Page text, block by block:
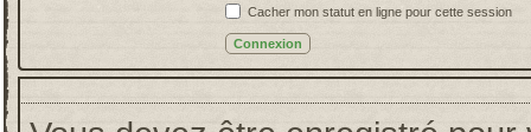
Cacher mon statut en ligne pour cette session